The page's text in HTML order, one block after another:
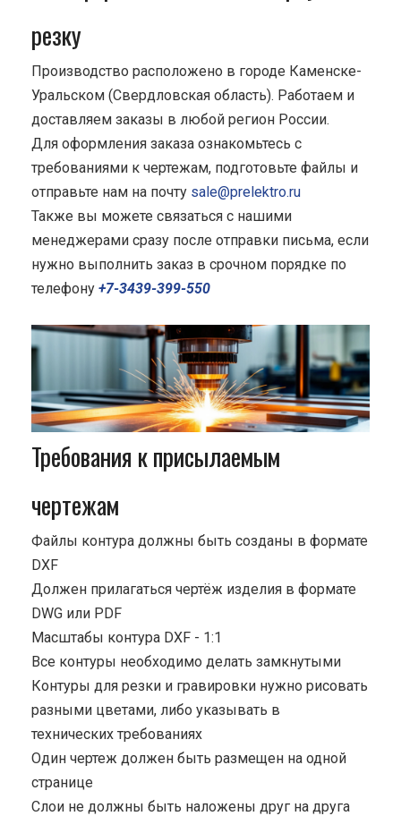
резку
Производство расположено в городе Каменске-
Уральском (Свердловская область). Работаем и
доставляем заказы в любой регион России.
Для оформления заказа ознакомьтесь с
требованиями к чертежам, подготовьте файлы и
отправьте нам на почту sale@prelektro.ru
Также вы можете связаться с нашими
менеджерами сразу после отправки письма, если
нужно выполнить заказ в срочном порядке по
телефону +7-3439-399-550
Требования к присылаемым
чертежам
Файлы контура должны быть созданы в формате
DXF
Должен прилагаться чертёж изделия в формате
DWG или PDF
Масштабы контура DXF - 1:1
Все контуры необходимо делать замкнутыми
Контуры для резки и гравировки нужно рисовать
разными цветами, либо указывать в
технических требованиях
Один чертеж должен быть размещен на одной
странице
Cлои не должны быть наложены друг на друга